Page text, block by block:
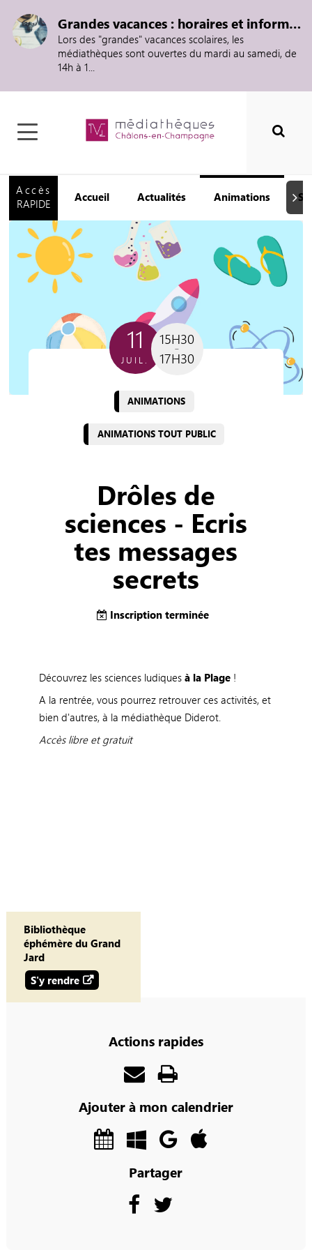
Grandes vacances : horaires et informations
Lors des "grandes" vacances scolaires, les
médiathèques sont ouvertes du mardi au samedi, de
14h à 1...
Accès
RAPIDE
Accueil Actualités Animations
11
JUIL.
15H30
17H30
ANIMATIONS
ANIMATIONS TOUT PUBLIC
Drôles de
sciences - Ecris
tes messages
secrets
Inscription terminée
Découvrez les sciences ludiques à la Plage!
A la rentrée, vous pourrez retrouver ces activités, et
bien d'autres, à la médiathèque Diderot.
Accès libre et gratuit
Bibliothèque
éphémère du Grand
Jard
S'y rendre
Actions rapides
Ajouter à mon calendrier
Partager